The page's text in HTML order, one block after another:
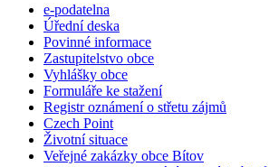
e-podatelna
Úřední deska
Povinné informace
Zastupitelstvo obce
Vyhlášky obce
Formuláře ke stažení
Registr oznámení o střetu zájmů
Czech Point
Životní situace
Veřejné zakázky obce Bítov